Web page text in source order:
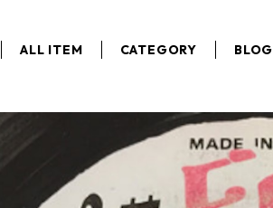
ALL ITEM CATEGORY BLOG